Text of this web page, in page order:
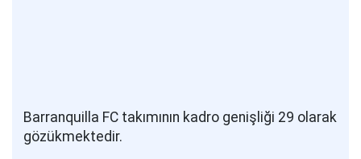
Barranquilla FC takımının kadro genişliği 29 olarak
gözükmektedir.